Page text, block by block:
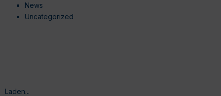
News
Uncategorized
Laden...